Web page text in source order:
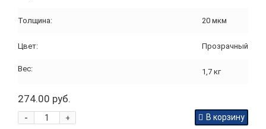
Толщина: 20 мкм
Цвет: Прозрачный
Вес: 1,7 кг
274.00 руб.
+
- В корзину